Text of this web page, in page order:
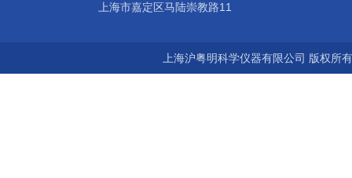
上海市嘉定区马陆崇教路11
上海沪粤明科学仪器有限公司 版权所